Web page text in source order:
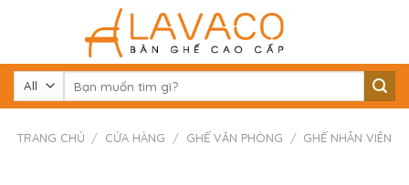
kiếm:
TRANG CHỦ / CỬA HÀNG / GHẾ VĂN PHÒNG / GHẾ NHÂN VIÊN